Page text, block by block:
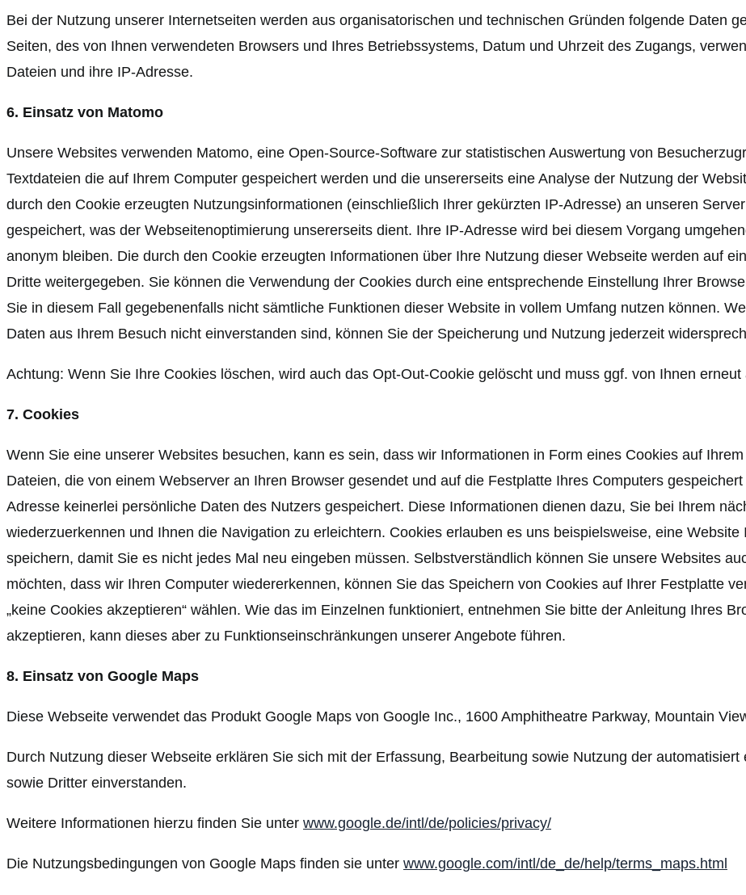
Bei der Nutzung unserer Internetseiten werden aus organisatorischen und technischen Gründen folgende Daten
Seiten, des von Ihnen verwendeten Browsers und Ihres Betriebssystems, Datum und Uhrzeit des Zugangs,
Dateien und ihre IP-Adresse.
6. Einsatz von Matomo
Unsere Websites verwenden Matomo, eine Open-Source-Software zur statistischen Auswertung von
Textdateien die auf Ihrem Computer gespeichert werden und die unsererseits eine Analyse der Nutzung der
durch den Cookie erzeugten Nutzungsinformationen (einschließlich Ihrer gekürzten IP-Adresse) an unseren
gespeichert, was der Webseitenoptimierung unsererseits dient. Ihre IP-Adresse wird bei diesem Vorgang
anonym bleiben. Die durch den Cookie erzeugten Informationen über Ihre Nutzung dieser Webseite werden auf
Dritte weitergegeben. Sie können die Verwendung der Cookies durch eine entsprechende Einstellung Ihrer
Sie in diesem Fall gegebenenfalls nicht sämtliche Funktionen dieser Website in vollem Umfang nutzen können.
Daten aus Ihrem Besuch nicht einverstanden sind, können Sie der Speicherung und Nutzung jederzeit
Achtung: Wenn Sie Ihre Cookies löschen, wird auch das Opt-Out-Cookie gelöscht und muss ggf. von Ihnen erneut
7. Cookies
Wenn Sie eine unserer Websites besuchen, kann es sein, dass wir Informationen in Form eines Cookies auf
Dateien, die von einem Webserver an Ihren Browser gesendet und auf die Festplatte Ihres Computers
Adresse keinerlei persönliche Daten des Nutzers gespeichert. Diese Informationen dienen dazu, Sie bei Ihrem
wiederzuerkennen und Ihnen die Navigation zu erleichtern. Cookies erlauben es uns beispielsweise, eine
speichern, damit Sie es nicht jedes Mal neu eingeben müssen. Selbstverständlich können Sie unsere Websites
möchten, dass wir Ihren Computer wiedererkennen, können Sie das Speichern von Cookies auf Ihrer Festplatte
„keine Cookies akzeptieren“ wählen. Wie das im Einzelnen funktioniert, entnehmen Sie bitte der Anleitung Ihres
akzeptieren, kann dieses aber zu Funktionseinschränkungen unserer Angebote führen.
8. Einsatz von Google Maps
Diese Webseite verwendet das Produkt Google Maps von Google Inc., 1600 Amphitheatre Parkway, Mountain
Durch Nutzung dieser Webseite erklären Sie sich mit der Erfassung, Bearbeitung sowie Nutzung der
sowie Dritter einverstanden.
Weitere Informationen hierzu finden Sie unter www.google.de/intl/de/policies/privacy/
Die Nutzungsbedingungen von Google Maps finden sie unter www.google.com/intl/de_de/help/terms_maps.html